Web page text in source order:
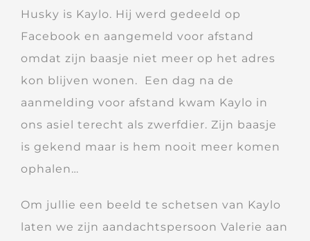
Husky is Kaylo. Hij werd gedeeld op
Facebook en aangemeld voor afstand
omdat zijn baasje niet meer op het adres
kon blijven wonen. Een dag na de
aanmelding voor afstand kwam Kaylo in
ons asiel terecht als zwerfdier. Zijn baasje
is gekend maar is hem nooit meer komen
ophalen…
Om jullie een beeld te schetsen van Kaylo
laten we zijn aandachtspersoon Valerie aan